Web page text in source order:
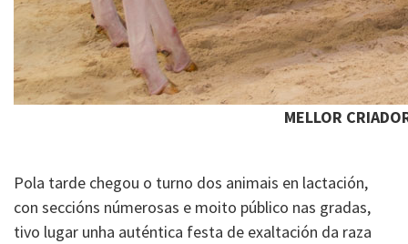
MELLOR
Pola tarde chegou o turno dos animais en lactación,
con seccións númerosas e moito público nas gradas,
tivo lugar unha auténtica festa de exaltación da raza